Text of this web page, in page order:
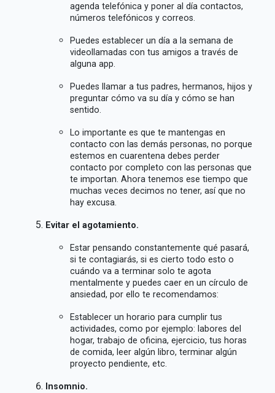
agenda telefónica y poner al día contactos,
números telefónicos y correos.
Puedes establecer un día a la semana de
videollamadas con tus amigos a través de
alguna app.
Puedes llamar a tus padres, hermanos, hijos y
preguntar cómo va su día y cómo se han
sentido.
Lo importante es que te mantengas en
contacto con las demás personas, no porque
estemos en cuarentena debes perder
contacto por completo con las personas que
te importan. Ahora tenemos ese tiempo que
muchas veces decimos no tener, así que no
hay excusa.
Evitar el agotamiento.
Estar pensando constantemente qué pasará,
si te contagiarás, si es cierto todo esto o
cuándo va a terminar solo te agota
mentalmente y puedes caer en un círculo de
ansiedad, por ello te recomendamos:
Establecer un horario para cumplir tus
actividades, como por ejemplo: labores del
hogar, trabajo de oficina, ejercicio, tus horas
de comida, leer algún libro, terminar algún
proyecto pendiente, etc.
Insomnio.